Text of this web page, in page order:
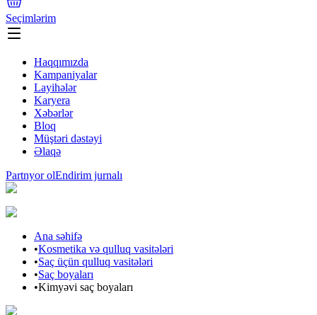
Seçimlərim
Haqqımızda
Kampaniyalar
Layihələr
Karyera
Xəbərlər
Bloq
Müştəri dəstəyi
Əlaqə
Partnyor olEndirim jurnalı
Ana səhifə
•Kosmetika və qulluq vasitələri
•Saç üçün qulluq vasitələri
•Saç boyaları
•Kimyəvi saç boyaları